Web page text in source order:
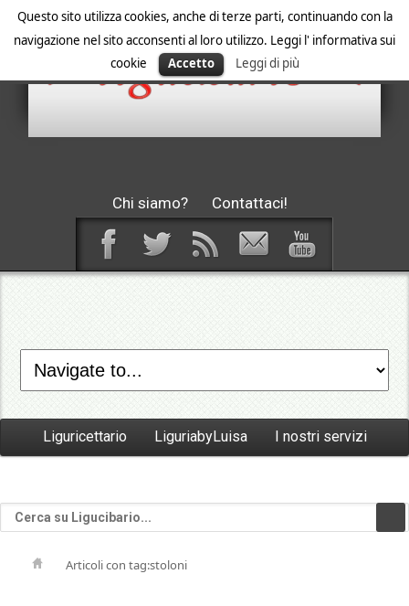
Questo sito utilizza cookies, anche di terze parti, continuando con la
navigazione nel sito acconsenti al loro utilizzo. Leggi l' informativa sui
cookie
Accetto Leggi di più
Chi siamo? Contattaci!
Liguricettario LiguriabyLuisa I nostri servizi
Articoli con tag:stoloni